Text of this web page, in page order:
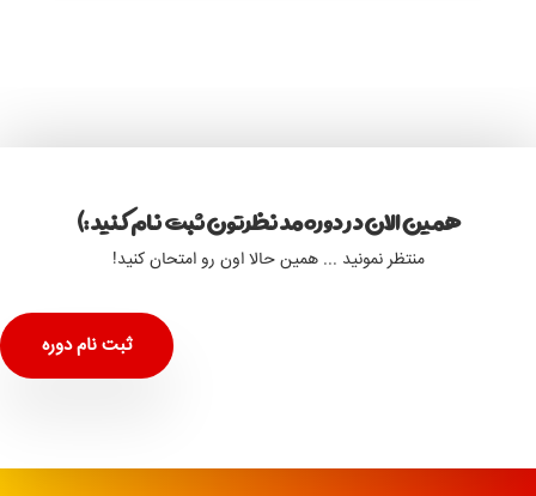
همین الان در دوره مد نظرتون ثبت نام کنید :)
منتظر نمونید ... همین حالا اون رو امتحان کنید!
ثبت نام دوره